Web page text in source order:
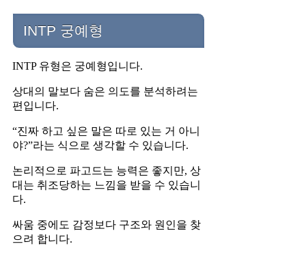
INTP 궁예형
INTP 유형은 궁예형입니다.
상대의 말보다 숨은 의도를 분석하려는
편입니다.
“진짜 하고 싶은 말은 따로 있는 거 아니
야?”라는 식으로 생각할 수 있습니다.
논리적으로 파고드는 능력은 좋지만, 상
대는 취조당하는 느낌을 받을 수 있습니
다.
싸움 중에도 감정보다 구조와 원인을 찾
으려 합니다.